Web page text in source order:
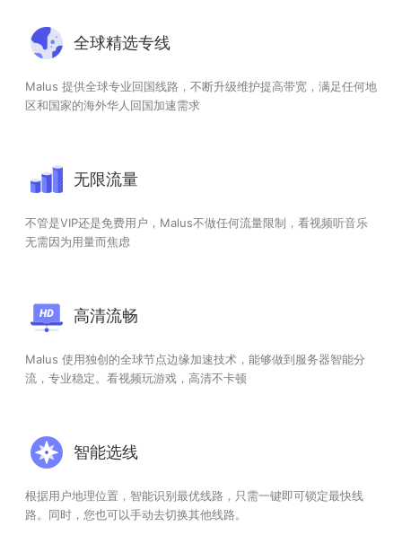
全球精选专线
Malus 提供全球专业回国线路，不断升级维护提高带宽，满足任何地
区和国家的海外华人回国加速需求
无限流量
不管是VIP还是免费用户，Malus不做任何流量限制，看视频听音乐
无需因为用量而焦虑
高清流畅
Malus 使用独创的全球节点边缘加速技术，能够做到服务器智能分
流，专业稳定。看视频玩游戏，高清不卡顿
智能选线
根据用户地理位置，智能识别最优线路，只需一键即可锁定最快线
路。同时，您也可以手动去切换其他线路。